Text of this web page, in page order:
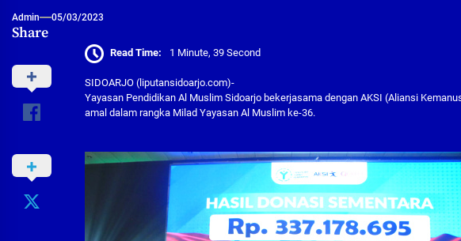
Admin 05/03/2023
Share
Read Time: 1 Minute, 39 Second
SIDOARJO (liputansidoarjo.com)-
Yayasan Pendidikan Al Muslim Sidoarjo bekerjasama dengan AKSI (Aliansi
amal dalam rangka Milad Yayasan Al Muslim ke-36.